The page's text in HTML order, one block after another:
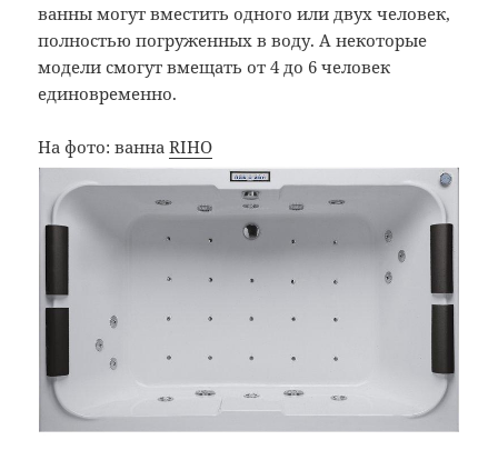
ванны могут вместить одного или двух человек,
полностью погруженных в воду. А некоторые
модели смогут вмещать от 4 до 6 человек
единовременно.
На фото: ваннаRIHO